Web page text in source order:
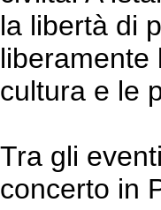
la libertà di
liberamente
cultura e le
Tra gli
concerto in